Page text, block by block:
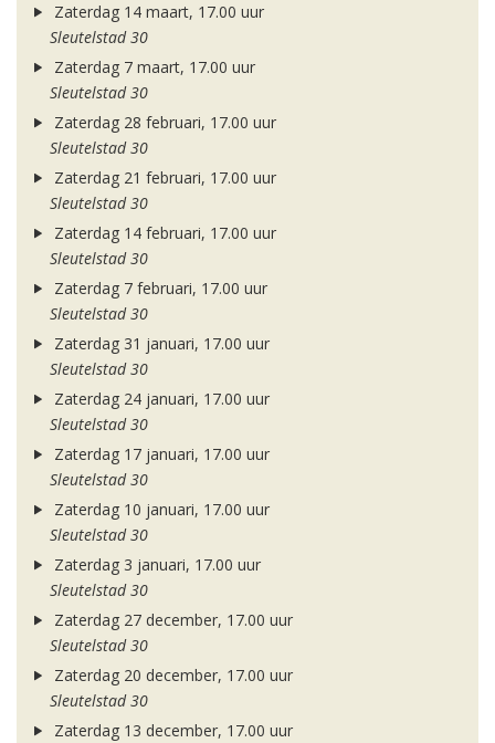
Zaterdag 14 maart, 17.00 uur
Sleutelstad 30
Zaterdag 7 maart, 17.00 uur
Sleutelstad 30
Zaterdag 28 februari, 17.00 uur
Sleutelstad 30
Zaterdag 21 februari, 17.00 uur
Sleutelstad 30
Zaterdag 14 februari, 17.00 uur
Sleutelstad 30
Zaterdag 7 februari, 17.00 uur
Sleutelstad 30
Zaterdag 31 januari, 17.00 uur
Sleutelstad 30
Zaterdag 24 januari, 17.00 uur
Sleutelstad 30
Zaterdag 17 januari, 17.00 uur
Sleutelstad 30
Zaterdag 10 januari, 17.00 uur
Sleutelstad 30
Zaterdag 3 januari, 17.00 uur
Sleutelstad 30
Zaterdag 27 december, 17.00 uur
Sleutelstad 30
Zaterdag 20 december, 17.00 uur
Sleutelstad 30
Zaterdag 13 december, 17.00 uur